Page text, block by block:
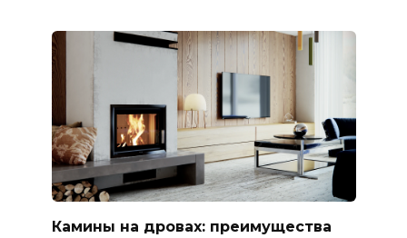
Камины на дровах: преимущества